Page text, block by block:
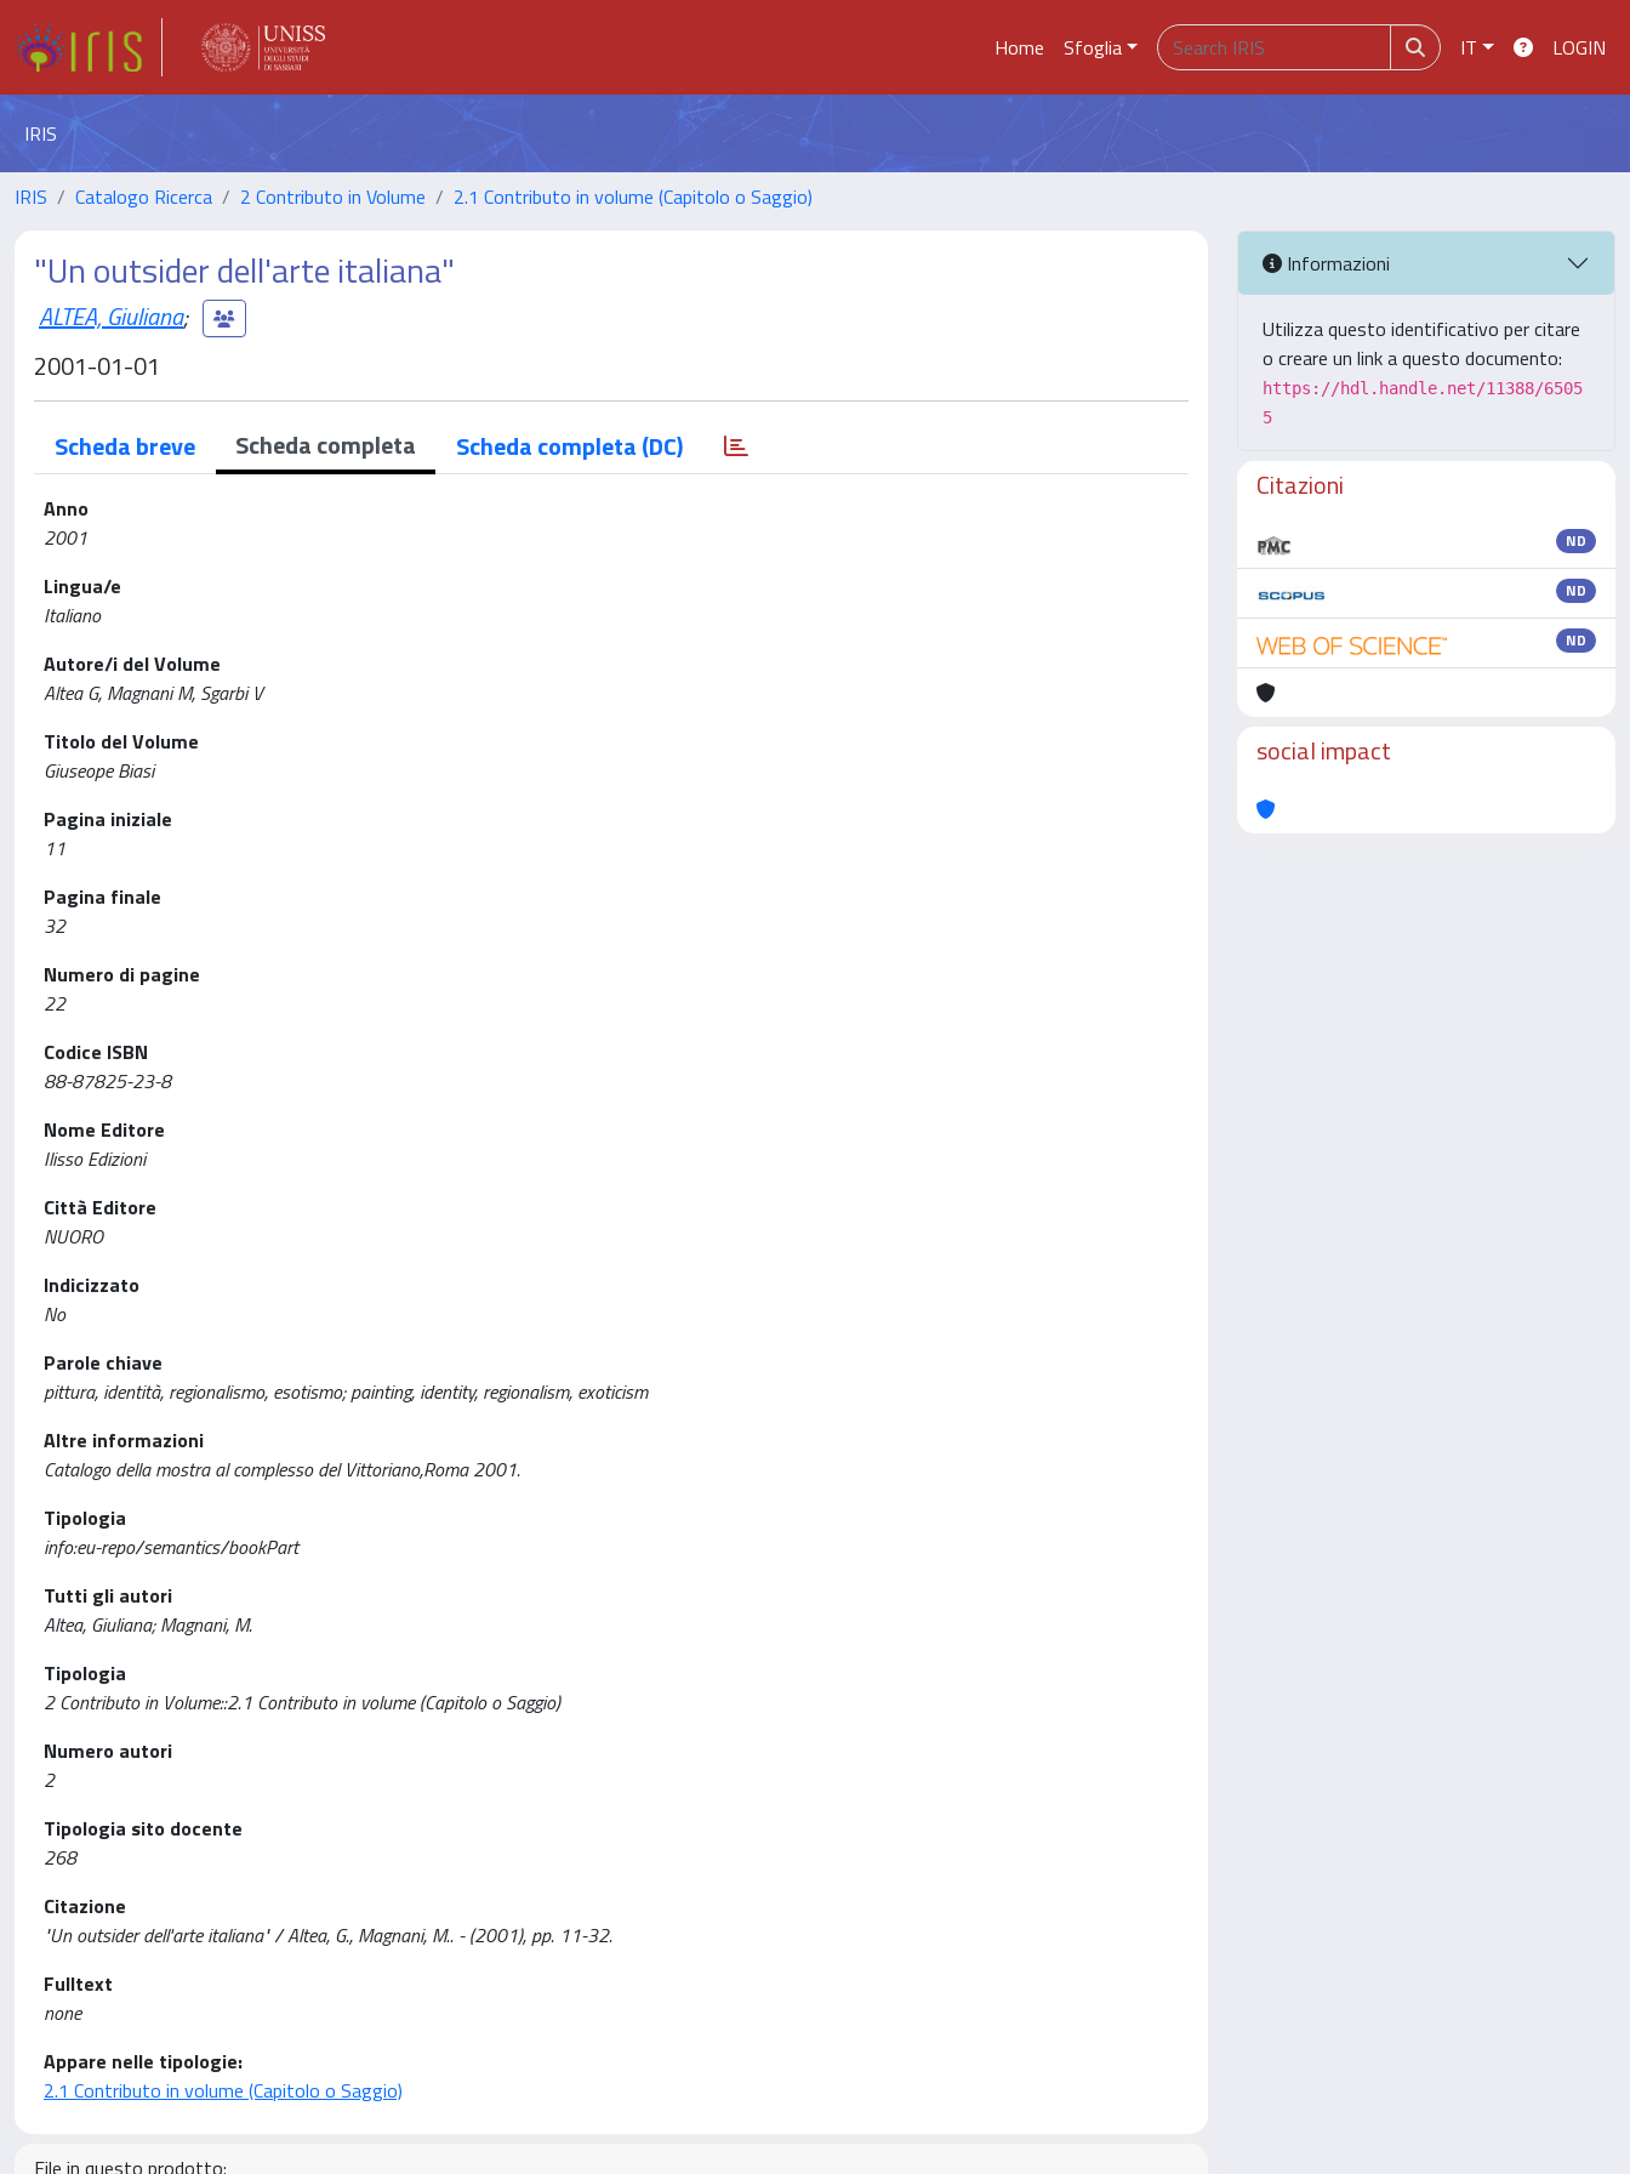
Home Sfoglia IT LOGIN
IRIS
IRIS Catalogo Ricerca 2 Contributo in Volume 2.1 Contributo in volume (Capitolo o Saggio)
"Un outsider dell'arte italiana"
ALTEA, Giuliana;
2001-01-01
Scheda breve Scheda completa Scheda completa (DC)
Anno
2001
Lingua/e
Italiano
Autore/i del Volume
Altea G, Magnani M, Sgarbi V
Titolo del Volume
Giuseope Biasi
Pagina iniziale
11
Pagina finale
32
Numero di pagine
22
Codice ISBN
88-87825-23-8
Nome Editore
Ilisso Edizioni
Città Editore
NUORO
Indicizzato
No
Parole chiave
pittura, identità, regionalismo, esotismo; painting, identity, regionalism, exoticism
Altre informazioni
Catalogo della mostra al complesso del Vittoriano,Roma 2001.
Tipologia
info:eu-repo/semantics/bookPart
Tutti gli autori
Altea, Giuliana; Magnani, M.
Tipologia
2 Contributo in Volume::2.1 Contributo in volume (Capitolo o Saggio)
Numero autori
2
Tipologia sito docente
268
Citazione
"Un outsider dell'arte italiana" / Altea, G., Magnani, M.. - (2001), pp. 11-32.
Fulltext
none
Appare nelle tipologie:
2.1 Contributo in volume (Capitolo o Saggio)
File in questo prodotto:
Informazioni
Utilizza questo identificativo per citare
o creare un link a questo documento:
https://hdl.handle.net/11388/6505
5
Citazioni
ND
ND
ND
social impact